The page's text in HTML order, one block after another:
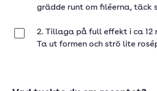
grädde runt om filéerna, täck
2. Tillaga på full effekt i ca 12
Ta ut formen och strö lite